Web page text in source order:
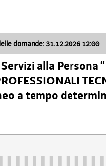
domande: 31.12.2026 12:00
alla Persona
a tempo